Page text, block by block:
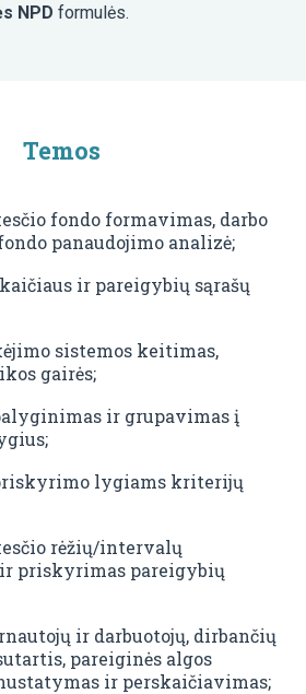
NPD formulės.
Temos
fondo formavimas, darbo
panaudojimo analizė;
ir pareigybių sąrašų
sistemos keitimas,
gairės;
ir grupavimas į
lygiams kriterijų
rėžių/intervalų
priskyrimas pareigybių
ir darbuotojų, dirbančių
pareiginės algos
ir perskaičiavimas;